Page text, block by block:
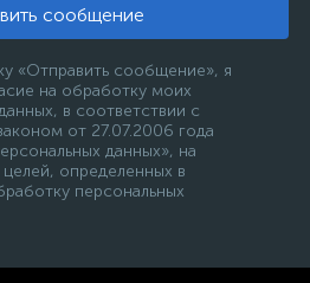
сообщение
«Отправить сообщение», я
на обработку моих
в соответствии с
от 27.07.2006 года
данных», на
целей, определенных в
персональных